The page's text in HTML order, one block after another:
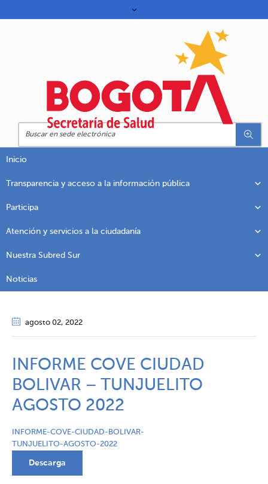
Inicio
Transparencia y acceso a la información pública
Participa
Atención y servicios a la ciudadanía
Nuestra Subred Sur
Noticias
agosto 02, 2022
INFORME COVE CIUDAD
BOLIVAR – TUNJUELITO
AGOSTO 2022
INFORME-COVE-CIUDAD-BOLIVAR-
TUNJUELITO-AGOSTO-2022
Descarga